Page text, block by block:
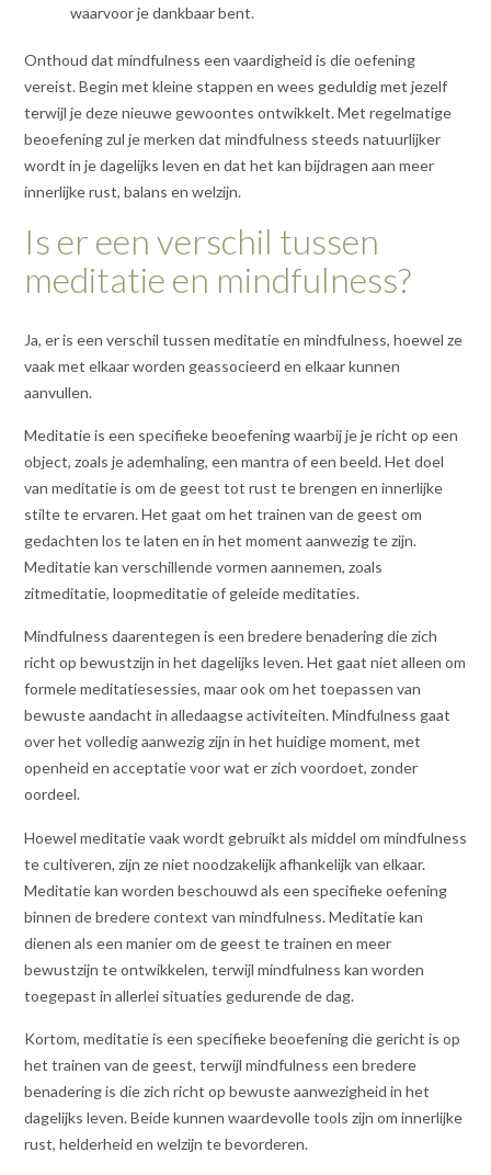
waarvoor je dankbaar bent.
Onthoud dat mindfulness een vaardigheid is die oefening
vereist. Begin met kleine stappen en wees geduldig met jezelf
terwijl je deze nieuwe gewoontes ontwikkelt. Met regelmatige
beoefening zul je merken dat mindfulness steeds natuurlijker
wordt in je dagelijks leven en dat het kan bijdragen aan meer
innerlijke rust, balans en welzijn.
Is er een verschil tussen
meditatie en mindfulness?
Ja, er is een verschil tussen meditatie en mindfulness, hoewel ze
vaak met elkaar worden geassocieerd en elkaar kunnen
aanvullen.
Meditatie is een specifieke beoefening waarbij je je richt op een
object, zoals je ademhaling, een mantra of een beeld. Het doel
van meditatie is om de geest tot rust te brengen en innerlijke
stilte te ervaren. Het gaat om het trainen van de geest om
gedachten los te laten en in het moment aanwezig te zijn.
Meditatie kan verschillende vormen aannemen, zoals
zitmeditatie, loopmeditatie of geleide meditaties.
Mindfulness daarentegen is een bredere benadering die zich
richt op bewustzijn in het dagelijks leven. Het gaat niet alleen om
formele meditatiesessies, maar ook om het toepassen van
bewuste aandacht in alledaagse activiteiten. Mindfulness gaat
over het volledig aanwezig zijn in het huidige moment, met
openheid en acceptatie voor wat er zich voordoet, zonder
oordeel.
Hoewel meditatie vaak wordt gebruikt als middel om mindfulness
te cultiveren, zijn ze niet noodzakelijk afhankelijk van elkaar.
Meditatie kan worden beschouwd als een specifieke oefening
binnen de bredere context van mindfulness. Meditatie kan
dienen als een manier om de geest te trainen en meer
bewustzijn te ontwikkelen, terwijl mindfulness kan worden
toegepast in allerlei situaties gedurende de dag.
Kortom, meditatie is een specifieke beoefening die gericht is op
het trainen van de geest, terwijl mindfulness een bredere
benadering is die zich richt op bewuste aanwezigheid in het
dagelijks leven. Beide kunnen waardevolle tools zijn om innerlijke
rust, helderheid en welzijn te bevorderen.